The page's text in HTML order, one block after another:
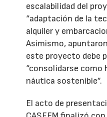
escalabilidad del
“adaptación de la
alquiler y
Asimismo,
este proyecto debe
“consolidarse como
náutica sostenible”.
El acto de